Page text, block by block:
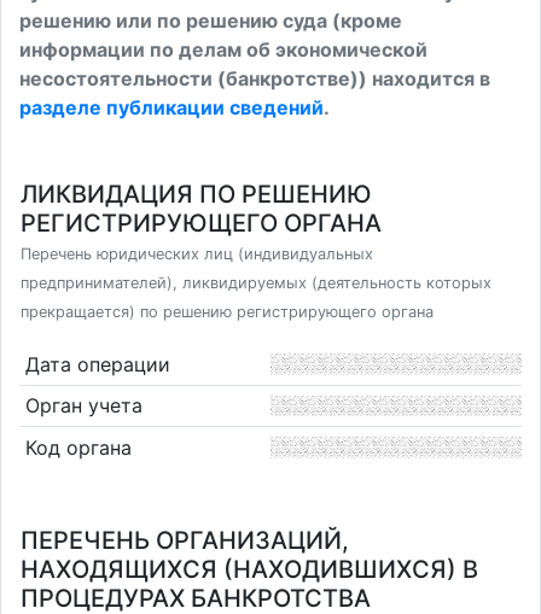
решению или по решению суда (кроме
информации по делам об экономической
несостоятельности (банкротстве)) находится в
разделе публикации сведений.
ЛИКВИДАЦИЯ ПО РЕШЕНИЮ
РЕГИСТРИРУЮЩЕГО ОРГАНА
Перечень юридических лиц (индивидуальных
предпринимателей), ликвидируемых (деятельность которых
прекращается) по решению регистрирующего органа
Дата операции
Орган учета
Код органа
ПЕРЕЧЕНЬ ОРГАНИЗАЦИЙ,
НАХОДЯЩИХСЯ (НАХОДИВШИХСЯ) В
ПРОЦЕДУРАХ БАНКРОТСТВА